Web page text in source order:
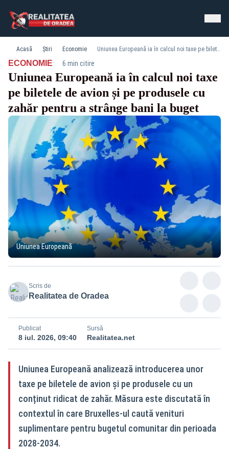
Acasă Știri Economie Uniunea Europeană ia în calcul noi taxe pe biletele de avion și pe produsele cu zahăr pentru a strânge bani la buget
ECONOMIE· 6 min citire
Uniunea Europeană ia în calcul noi taxe
pe biletele de avion și pe produsele cu
zahăr pentru a strânge bani la buget
Uniunea Europeană
Scris de
Realitatea de Oradea
Publicat
8 iul. 2026, 09:40
Sursă
Realitatea.net
Uniunea Europeană analizează introducerea unor
taxe pe biletele de avion și pe produsele cu un
conținut ridicat de zahăr. Măsura este discutată în
contextul în care Bruxelles-ul caută venituri
suplimentare pentru bugetul comunitar din perioada
2028-2034.